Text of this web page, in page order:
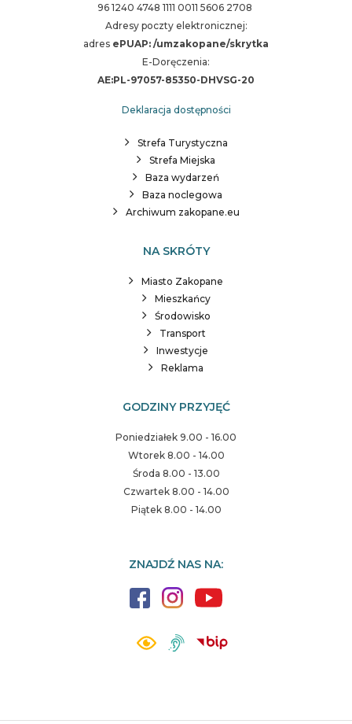
96 1240 4748 1111 0011 5606 2708
Adresy poczty elektronicznej:
adres ePUAP: /umzakopane/skrytka
E-Doręczenia:
AE:PL-97057-85350-DHVSG-20
Deklaracja dostępności
Strefa Turystyczna
Strefa Miejska
Baza wydarzeń
Baza noclegowa
Archiwum zakopane.eu
NA SKRÓTY
Miasto Zakopane
Mieszkańcy
Środowisko
Transport
Inwestycje
Reklama
GODZINY PRZYJĘĆ
Poniedziałek 9.00 - 16.00
Wtorek 8.00 - 14.00
Środa 8.00 - 13.00
Czwartek 8.00 - 14.00
Piątek 8.00 - 14.00
ZNAJDŹ NAS NA: